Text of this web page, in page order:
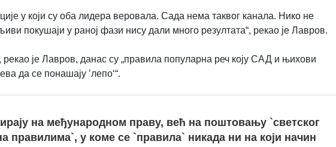
у који су оба лидера веровала. Сада нема таквог канала. Нико не
покушаји у раној фази нису дали много резултата“, рекао је Лавров.
је Лавров, данас су „правила популарна реч коју САД и њихови
да се понашају ’лепо‘“.
на међународном праву, већ на поштовању `светског
правилима`, у коме се `правила` никада ни на који начин